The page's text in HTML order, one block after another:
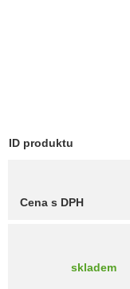
ID produktu
Cena s DPH
skladem